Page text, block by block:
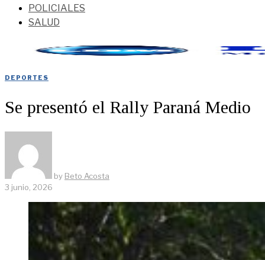
POLICIALES
SALUD
DEPORTES
Se presentó el Rally Paraná Medio
by Beto Acosta
3 junio, 2026